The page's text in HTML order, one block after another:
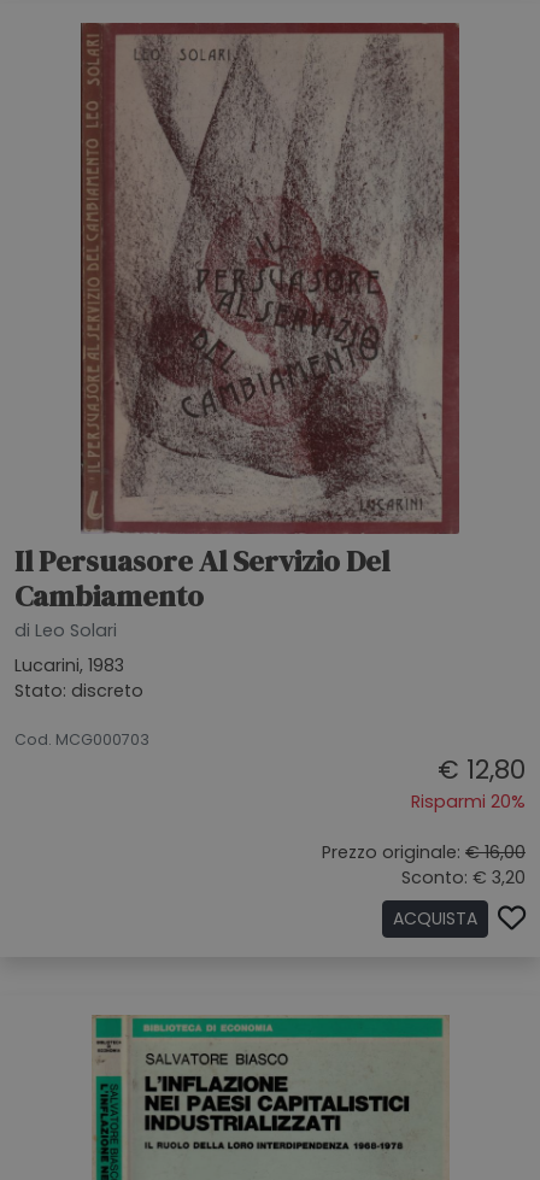
Il Persuasore Al Servizio Del
Cambiamento
di Leo Solari
Lucarini, 1983
Stato: discreto
Cod. MCG000703
€ 12,80
Risparmi 20%
Prezzo originale: € 16,00
Sconto: € 3,20
ACQUISTA